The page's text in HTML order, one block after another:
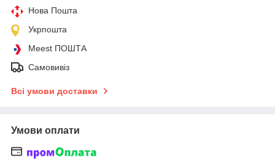
Нова Пошта
Укрпошта
Meest ПОШТА
Самовивіз
Всі умови доставки
Умови оплати